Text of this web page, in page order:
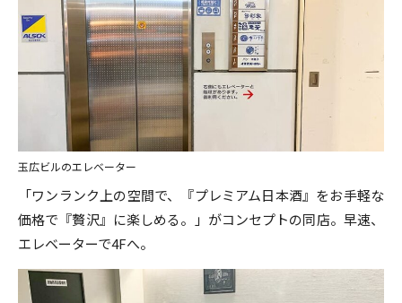
玉広ビルのエレベーター
「ワンランク上の空間で、『プレミアム日本酒』をお手軽な
価格で『贅沢』に楽しめる。」がコンセプトの同店。早速、
エレベーターで4Fへ。